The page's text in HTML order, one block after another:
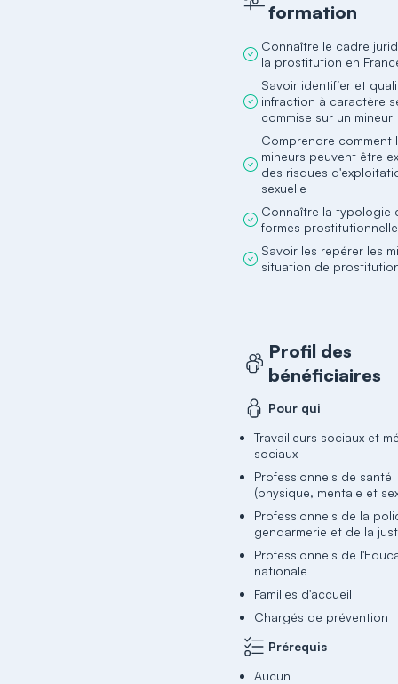
formation
Connaître le cadre
la prostitution en
Savoir identifier et
infraction à caractère
commise sur un mineur
Comprendre comment
mineurs peuvent être
des risques
sexuelle
Connaître la typologie
formes
Savoir les repérer les
situation de
Profil des
bénéficiaires
Pour qui
Travailleurs sociaux et
sociaux
Professionnels de santé
(physique, mentale et
Professionnels de la
gendarmerie et de la
Professionnels de
nationale
Familles d'accueil
Chargés de prévention
Prérequis
Aucun